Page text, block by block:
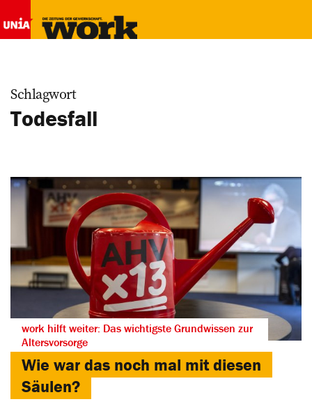
Schlagwort
Todesfall
work hilft weiter: Das wichtigste Grundwissen zur
Altersvorsorge
Wie war das noch mal mit diesen
Säulen?